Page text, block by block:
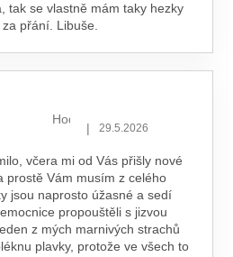
tak se vlastně mám taky hezky
přání. Libuše.
Hodnocení obchodu je 5 z 5
| 29.5.2026
včera mi od Vás přišly nové
prostě Vám musím z celého
jsou naprosto úžasné a sedí
propouštěli s jizvou
z mých marnivých strachů
plavky, protože ve všech to